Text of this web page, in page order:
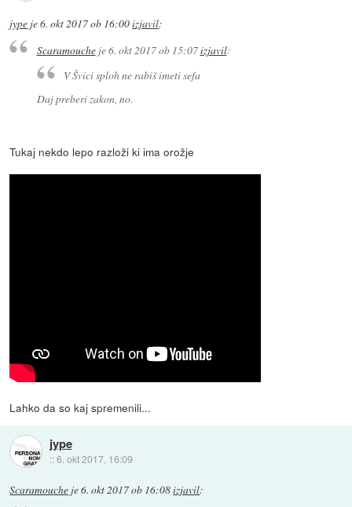
jype je6. okt 2017 ob 16:00izjavil:
Scaramoucheje6. okt 2017 ob 15:07izjavil:
V Švici sploh ne rabiš imeti sefa
Daj preberi zakon, no.
Tukaj nekdo lepo razloži ki ima orožje
Lahko da so kaj spremenili...
jype
::6. okt 2017, 16:09
Scaramouche je6. okt 2017 ob 16:08izjavil: